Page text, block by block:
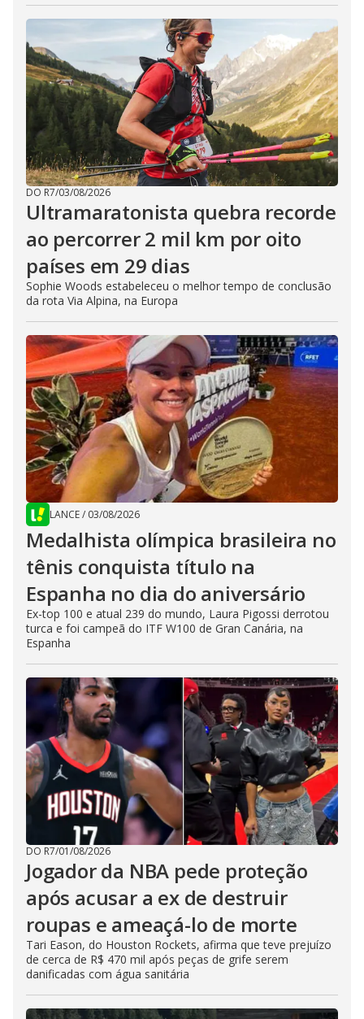
DO R7/03/08/2026
Ultramaratonista quebra recorde
ao percorrer 2 mil km por oito
países em 29 dias
Sophie Woods estabeleceu o melhor tempo de conclusão
da rota Via Alpina, na Europa
LANCE/ 03/08/2026
Medalhista olímpica brasileira no
tênis conquista título na
Espanha no dia do aniversário
Ex-top 100 e atual 239 do mundo, Laura Pigossi derrotou
turca e foi campeã do ITF W100 de Gran Canária, na
Espanha
DO R7/01/08/2026
Jogador da NBA pede proteção
após acusar a ex de destruir
roupas e ameaçá-lo de morte
Tari Eason, do Houston Rockets, afirma que teve prejuízo
de cerca de R$ 470 mil após peças de grife serem
danificadas com água sanitária